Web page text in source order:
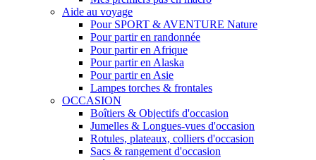
Aide au voyage
Pour SPORT & AVENTURE Nature
Pour partir en randonnée
Pour partir en Afrique
Pour partir en Alaska
Pour partir en Asie
Lampes torches & frontales
OCCASION
Boîtiers & Objectifs d'occasion
Jumelles & Longues-vues d'occasion
Rotules, plateaux, colliers d'occasion
Sacs & rangement d'occasion